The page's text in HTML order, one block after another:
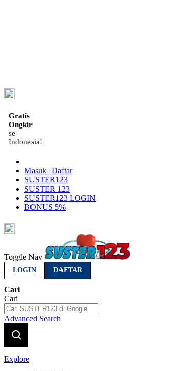
Gratis
Ongkir
se-
Indonesia!
Masuk | Daftar
SUSTER123
SUSTER 123
SUSTER123 LOGIN
BONUS 5%
Toggle Nav
LOGIN DAFTAR
Cari
Cari
Advanced Search
Explore